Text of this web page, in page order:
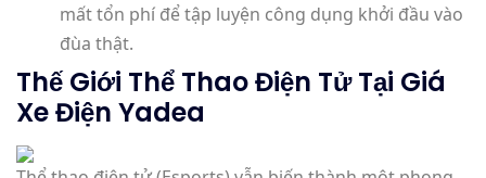
mất tổn phí để tập luyện công dụng khởi đầu vào
đùa thật.
Thế Giới Thể Thao Điện Tử Tại Giá
Xe Điện Yadea